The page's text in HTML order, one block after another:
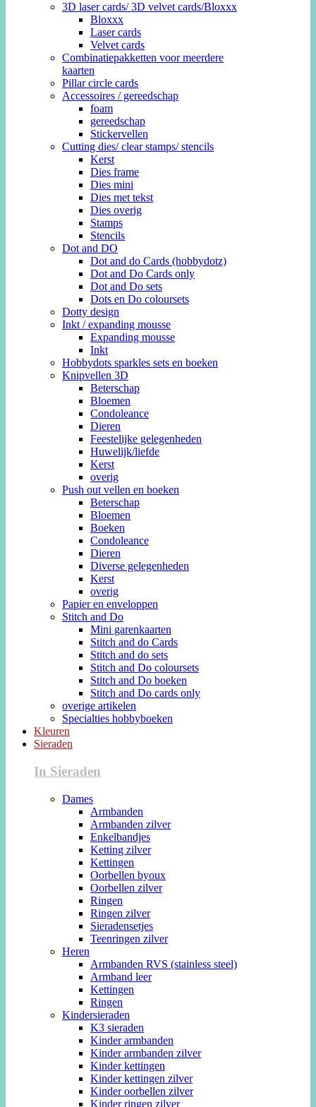
3D laser cards/ 3D velvet cards/Bloxxx
Bloxxx
Laser cards
Velvet cards
Combinatiepakketten voor meerdere
kaarten
Pillar circle cards
Accessoires / gereedschap
foam
gereedschap
Stickervellen
Cutting dies/ clear stamps/ stencils
Kerst
Dies frame
Dies mini
Dies met tekst
Dies overig
Stamps
Stencils
Dot and DO
Dot and do Cards (hobbydotz)
Dot and Do Cards only
Dot and Do sets
Dots en Do coloursets
Dotty design
Inkt / expanding mousse
Expanding mousse
Inkt
Hobbydots sparkles sets en boeken
Knipvellen 3D
Beterschap
Bloemen
Condoleance
Dieren
Feestelijke gelegenheden
Huwelijk/liefde
Kerst
overig
Push out vellen en boeken
Beterschap
Bloemen
Boeken
Condoleance
Dieren
Diverse gelegenheden
Kerst
overig
Papier en enveloppen
Stitch and Do
Mini garenkaarten
Stitch and do Cards
Stitch and do sets
Stitch and Do coloursets
Stitch and Do boeken
Stitch and Do cards only
overige artikelen
Specialties hobbyboeken
Kleuren
Sieraden
In Sieraden
Dames
Armbanden
Armbanden zilver
Enkelbandjes
Ketting zilver
Kettingen
Oorbellen byoux
Oorbellen zilver
Ringen
Ringen zilver
Sieradensetjes
Teenringen zilver
Heren
Armbanden RVS (stainless steel)
Armband leer
Kettingen
Ringen
Kindersieraden
K3 sieraden
Kinder armbanden
Kinder armbanden zilver
Kinder kettingen
Kinder kettingen zilver
Kinder oorbellen zilver
Kinder ringen zilver